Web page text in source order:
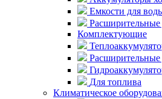
Емкости для
Комплектующие
Расширительные
Для топлива
Климатическое